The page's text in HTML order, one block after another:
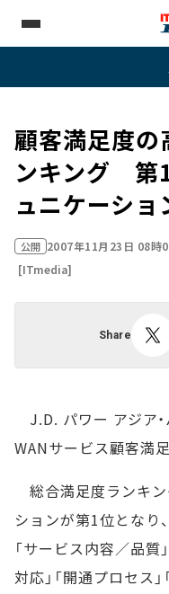
顧客満足度
ンキング 第
ュニケーショ
公開 2007年11月23日 08時
[ITmedia]
Share
J.D. パワー アジア
WANサービス顧客満
総合満足度ランキン
ションが第1位となり
「サービス内容／品質
対応」「開通プロセス